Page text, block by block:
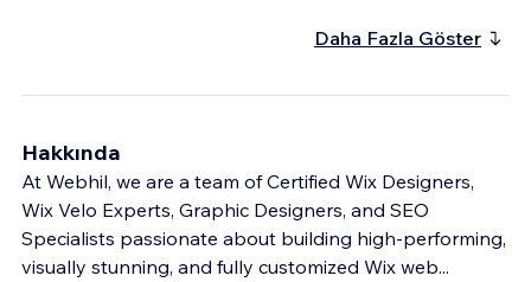
Daha Fazla Göster
Hakkında
At Webhil, we are a team of Certified Wix Designers,
Wix Velo Experts, Graphic Designers, and SEO
Specialists passionate about building high-performing,
visually stunning, and fully customized Wix web...